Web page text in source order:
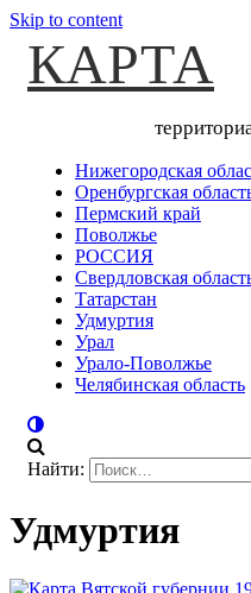
Skip to content
КАРТА
Нижегородская
Оренбургская
Пермский край
Поволжье
РОССИЯ
Свердловская
Татарстан
Удмуртия
Урал
Урало-Поволжье
Челябинская область
Найти:
Удмуртия